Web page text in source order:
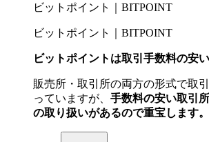
ビットポイント｜BITPOINT
ビットポイント｜BITPOINT
ビットポイントは取引手数料の安
販売所・取引所の両方の形式で取
っていますが、 手数料の安い取引
の取り扱いがあるので重宝します。